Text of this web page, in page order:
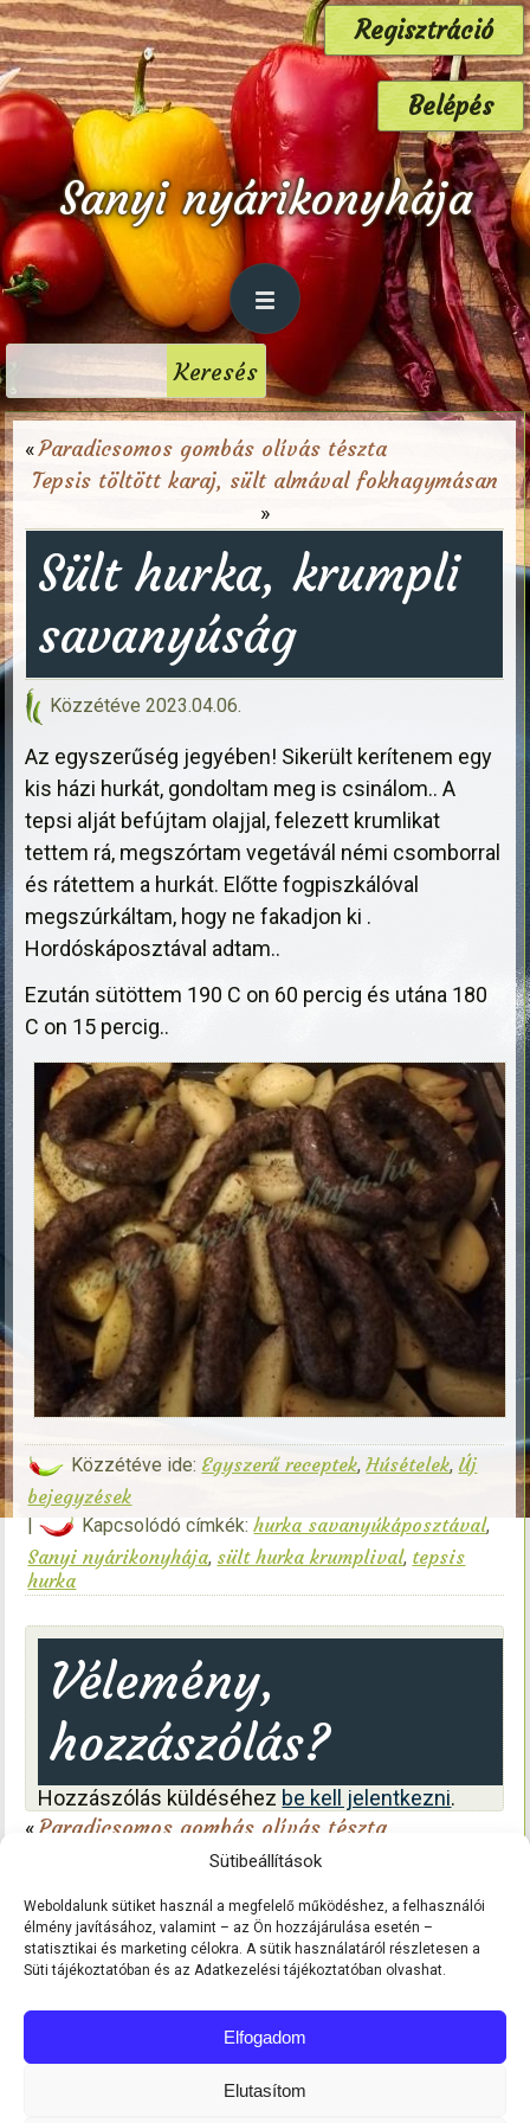
Sütibeállítások
Weboldalunk sütiket használ a megfelelő működéshez, a felhasználói
élmény javításához, valamint – az Ön hozzájárulása esetén –
statisztikai és marketing célokra. A sütik használatáról részletesen a
Süti tájékoztatóban és az Adatkezelési tájékoztatóban olvashat.
Elfogadom
Elutasítom
Regisztráció
Belépés
Sanyi nyárikonyhája
«Paradicsomos gombás olívás tészta
Tepsis töltött karaj, sült almával fokhagymásan
»
Sült hurka, krumpli
savanyúság
Közzétéve 2023.04.06.
Az egyszerűség jegyében! Sikerült kerítenem egy
kis házi hurkát, gondoltam meg is csinálom.. A
tepsi alját befújtam olajjal, felezett krumlikat
tettem rá, megszórtam vegetávál némi csomborral
és rátettem a hurkát. Előtte fogpiszkálóval
megszúrkáltam, hogy ne fakadjon ki .
Hordóskáposztával adtam..
Ezután sütöttem 190 C on 60 percig és utána 180
C on 15 percig..
Közzétéve ide: Egyszerű receptek,Húsételek, Új
bejegyzések
| Kapcsolódó címkék: hurka savanyúkáposztával,
Sanyi nyárikonyhája, sült hurka krumplival, tepsis
hurka
Vélemény,
hozzászólás?
Hozzászólás küldéséhez be kell jelentkezni.
«Paradicsomos gombás olívás tészta
Tepsis töltött karaj, sült almával fokhagymásan